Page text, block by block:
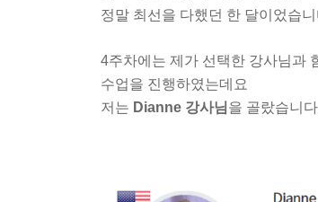
정말 최선을 다했던 한 달이었습
4주차에는 제가 선택한 강사님과
수업을 진행하였는데요
저는 Dianne 강사님 을 골랐습니